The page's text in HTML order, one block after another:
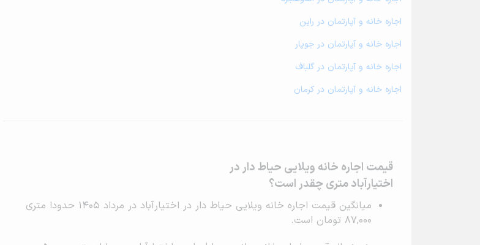
اجاره خانه و آپارتمان در راین
اجاره خانه و آپارتمان در جوپار
اجاره خانه و آپارتمان در گلباف
اجاره خانه و آپارتمان در کرمان
قیمت اجاره خانه ویلایی حیاط دار در
اختیارآباد متری چقدر است؟
میانگین قیمت اجاره خانه ویلایی حیاط دار در اختیارآباد در مرداد 1405 حدودا متری
87,000 تومان است.